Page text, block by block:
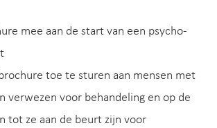
mee aan de start van een psycho-
toe te sturen aan mensen met
verwezen voor behandeling en op de
tot ze aan de beurt zijn voor